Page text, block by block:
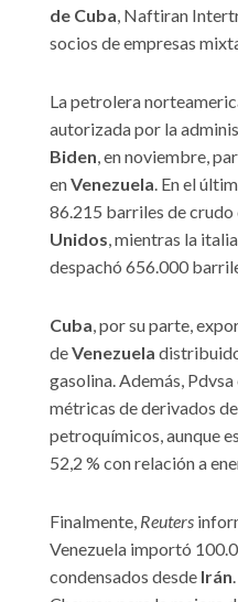
de Cuba, Naftiran
socios de empresas
La petrolera
autorizada por la
Biden, en noviembre,
enVenezuela. En el
86.215 barriles de crudo
Unidos, mientras la
despachó 656.000
Cuba, por su parte,
deVenezuela
gasolina. Además,
métricas de derivados
petroquímicos, aunque
52,2 % con relación a
Finalmente, Reuters
Venezuela importó
condensados desde Irán